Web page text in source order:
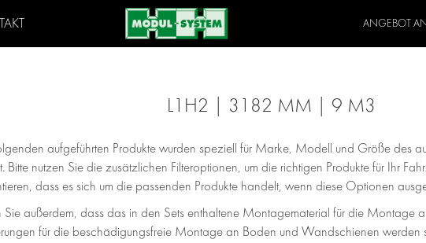
ANGEBOT
L1H2 | 3182 MM | 9 M3
aufgeführten Produkte wurden speziell für Marke, Modell und Größe des
Bitte nutzen Sie die zusätzlichen Filteroptionen, um die richtigen Produkte für Ihr
dass es sich um die passenden Produkte handelt, wenn diese Optionen
Sie außerdem, dass das in den Sets enthaltene Montagematerial für die Montage
für die beschädigungsfreie Montage an Boden und Wandschienen werden